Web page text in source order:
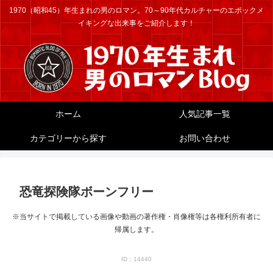
1970（昭和45）年生まれの男のロマン。70～90年代カルチャーのエポックメ
イキングな出来事をご紹介します！
ホーム 人気記事一覧
カテゴリーから探す お問い合わせ
恐竜探険隊ボーンフリー
※当サイトで掲載している画像や動画の著作権・肖像権等は各権利所有者に
帰属します。
ID：14440